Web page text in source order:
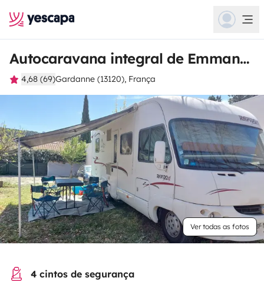
Autocaravana integral de Emmanuel
4,68 (69)Gardanne (13120), França
Ver todas as fotos
4 cintos de segurança